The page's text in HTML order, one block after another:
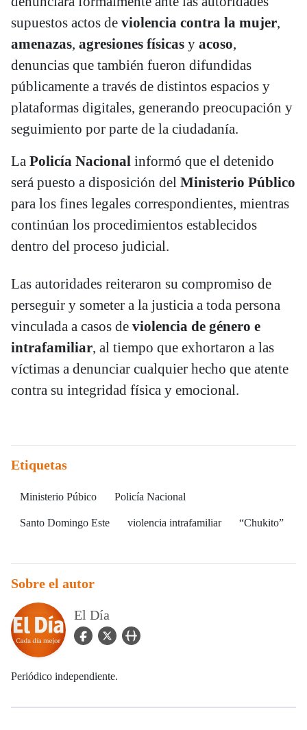
supuestos actos de violencia contra la mujer,
amenazas, agresiones físicas y acoso,
denuncias que también fueron difundidas
públicamente a través de distintos espacios y
plataformas digitales, generando preocupación y
seguimiento por parte de la ciudadanía.
La Policía Nacional informó que el detenido
será puesto a disposición del Ministerio Público
para los fines legales correspondientes, mientras
continúan los procedimientos establecidos
dentro del proceso judicial.
Las autoridades reiteraron su compromiso de
perseguir y someter a la justicia a toda persona
vinculada a casos de violencia de género e
intrafamiliar, al tiempo que exhortaron a las
víctimas a denunciar cualquier hecho que atente
contra su integridad física y emocional.
Etiquetas
Ministerio Púbico Policía Nacional
Santo Domingo Este violencia intrafamiliar “Chukito”
Sobre el autor
El Día
facebook Icon
twitter Iconuser_url Icon
Periódico independiente.